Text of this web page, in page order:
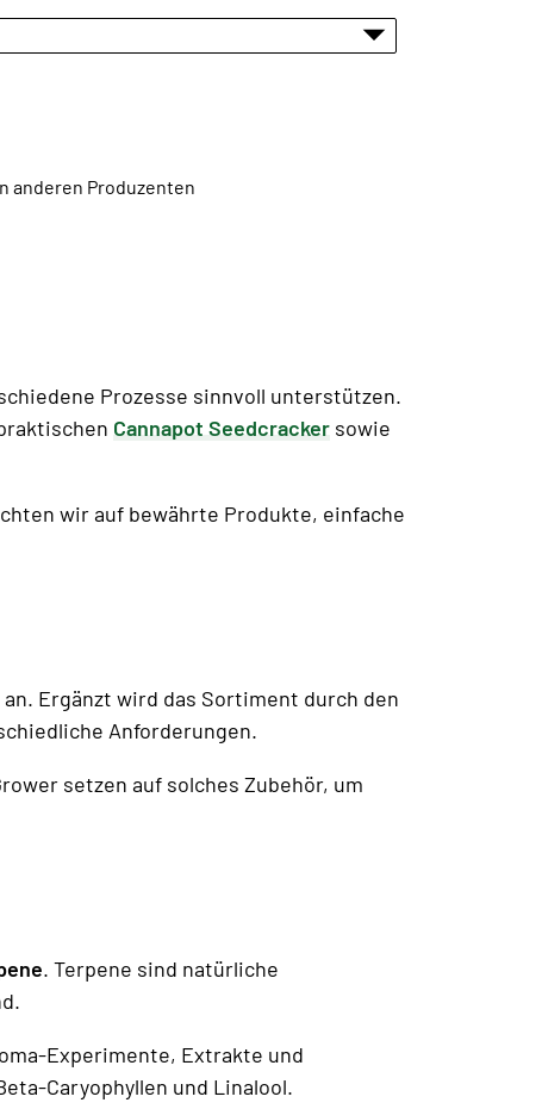
anderen Produzenten
Prozesse sinnvoll unterstützen.
Cannapot Seedcracker sowie
wir auf bewährte Produkte, einfache
Ergänzt wird das Sortiment durch den
Anforderungen.
setzen auf solches Zubehör, um
. Terpene sind natürliche
Experimente, Extrakte und
Caryophyllen und Linalool.